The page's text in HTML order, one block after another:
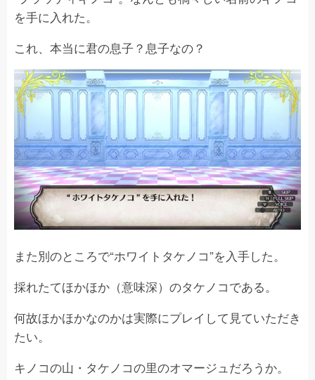
を手に入れた。
これ、本当に君の息子？息子なの？
また別のところで“ホワイトタケノコ”を入手した。
採れたてほかほか（意味深）のタケノコである。
何故ほかほかなのかは実際にプレイして見ていただき
たい。
キノコの山・タケノコの里のオマージュだろうか。